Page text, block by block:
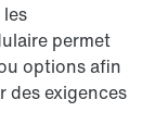
permet
options afin
des exigences